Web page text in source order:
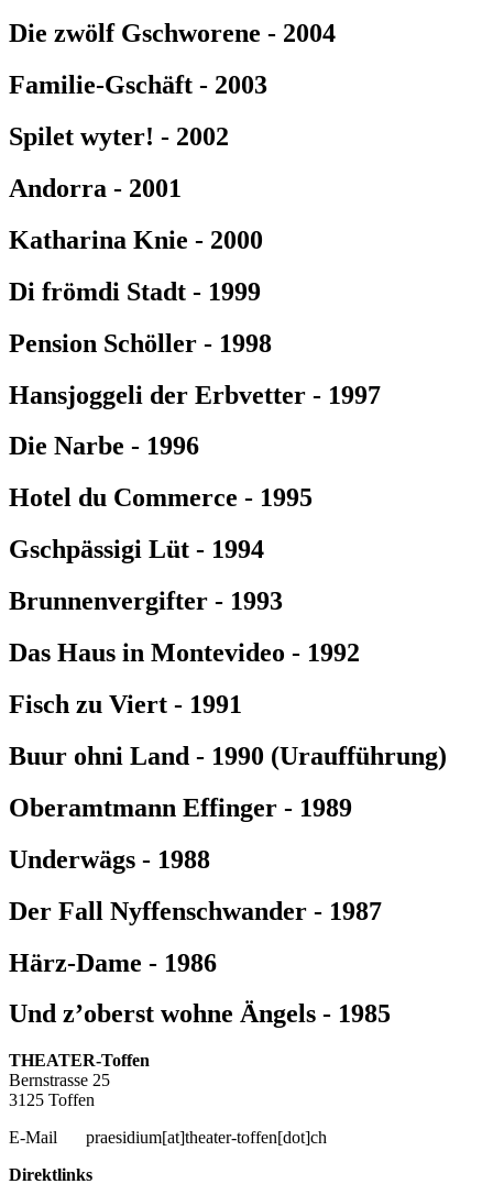
Die zwölf Gschworene - 2004
Familie-Gschäft - 2003
Spilet wyter! - 2002
Andorra - 2001
Katharina Knie - 2000
Di frömdi Stadt - 1999
Pension Schöller - 1998
Hansjoggeli der Erbvetter - 1997
Die Narbe - 1996
Hotel du Commerce - 1995
Gschpässigi Lüt - 1994
Brunnenvergifter - 1993
Das Haus in Montevideo - 1992
Fisch zu Viert - 1991
Buur ohni Land - 1990 (Uraufführung)
Oberamtmann Effinger - 1989
Underwägs - 1988
Der Fall Nyffenschwander - 1987
Härz-Dame - 1986
Und z’oberst wohne Ängels - 1985
THEATER-Toffen
Bernstrasse 25
3125 Toffen
E-Mail
praesidium[at]theater-toffen[dot]ch
Direktlinks